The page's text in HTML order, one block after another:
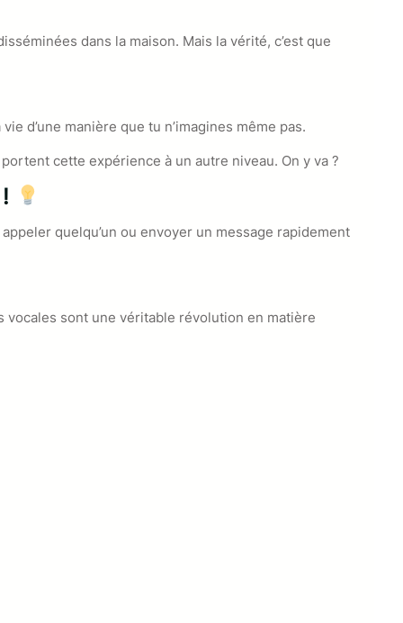
dans la maison. Mais la vérité, c’est que
d’une manière que tu n’imagines même pas.
cette expérience à un autre niveau. On y va ?
quelqu’un ou envoyer un message rapidement
sont une véritable révolution en matière